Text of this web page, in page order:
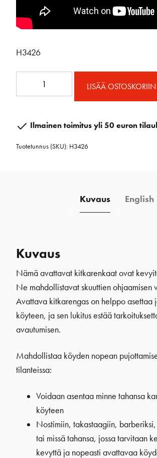
H3426
Connectorilla
Dyneemalenkillä
LISÄÄ OSTOSKORIIN
Ilmainen toimitus yli 50 euron
Tuotetunnus (SKU): H3426
Kuvaus English
Kuvaus
Nämä avattavat kitkarenkaat ovat
Ne mahdollistavat skuuttien ohjaamisen
Avattava kitkarengas on helppo asettaa
köyteen, ja sen lukitus estää
avautumisen.
Mahdollistaa köyden nopean
tilanteissa:
Voidaan asentaa minne tahansa
köyteen
Nostimiin, takastaagiin,
tai missä tahansa, jossa tarvitaan
kevyttä ja nopeasti avattavaa